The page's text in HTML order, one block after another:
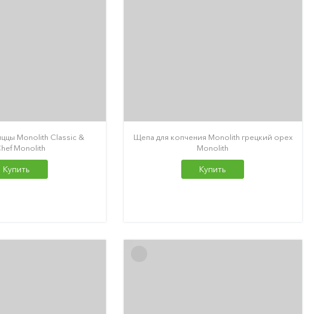
Monolith Classic &
Monolith
Купить
Щепа для копчения Monolith грецкий орех
Monolith
Купить